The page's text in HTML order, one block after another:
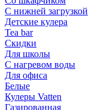
С нижней загрузкой
Детские кулера
Tea bar
Скидки
Для школы
С нагревом воды
Для офиса
Белые
Кулеры Vatten
Газированная